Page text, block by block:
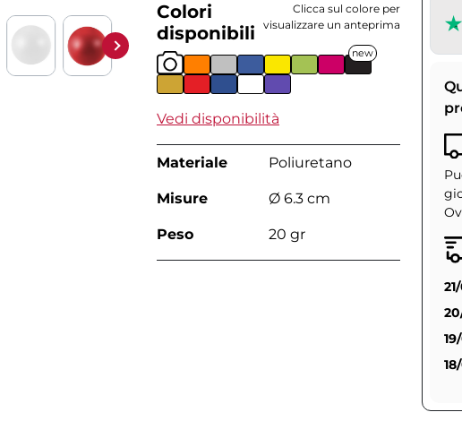
Colori
disponibili
Clicca sul colore per
visualizzare un anteprima
new
Vedi disponibilità
Materiale Poliuretano
Misure Ø 6.3 cm
Peso 20 gr